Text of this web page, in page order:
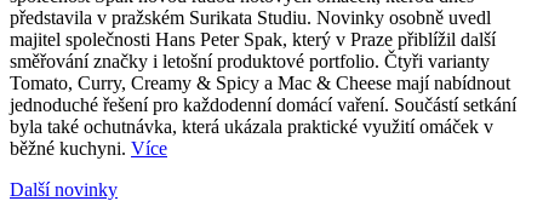
představila v pražském Surikata Studiu. Novinky osobně uvedl
majitel společnosti Hans Peter Spak, který v Praze přiblížil další
směřování značky i letošní produktové portfolio. Čtyři varianty
Tomato, Curry, Creamy & Spicy a Mac & Cheese mají nabídnout
jednoduché řešení pro každodenní domácí vaření. Součástí setkání
byla také ochutnávka, která ukázala praktické využití omáček v
běžné kuchyni. Více
Další novinky